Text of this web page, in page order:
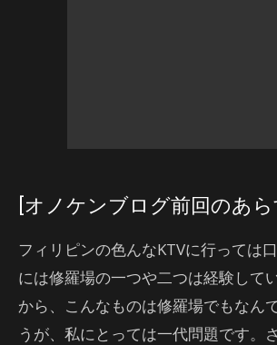
[オノケンブログ前回のあら
フィリピンの色んなKTVに行っては
には修羅場の一つや二つは経験して
から、こんなものは修羅場でもなん
うが、私にとっては一代問題です。